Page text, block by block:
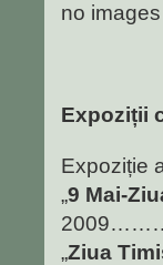
no
Expoziții
Expoziție
„9 Mai-
„Ziua